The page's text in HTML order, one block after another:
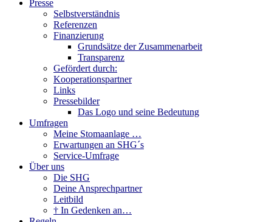
Presse
Selbstverständnis
Referenzen
Finanzierung
Grundsätze der Zusammenarbeit
Transparenz
Gefördert durch:
Kooperationspartner
Links
Pressebilder
Das Logo und seine Bedeutung
Umfragen
Meine Stomaanlage …
Erwartungen an SHG´s
Service-Umfrage
Über uns
Die SHG
Deine Ansprechpartner
Leitbild
† In Gedenken an…